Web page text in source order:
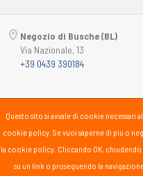
Negozio di Busche (BL)
Via Nazionale, 13
+39 0439 390184
lunedì
15:30-19:30
martedì-sabato10:00-12:30
Questo sito si avvale di cookie
cookie policy. Se vuoi saperne di più o
la cookie policy. Cliccando OK,
su un link o proseguendo la